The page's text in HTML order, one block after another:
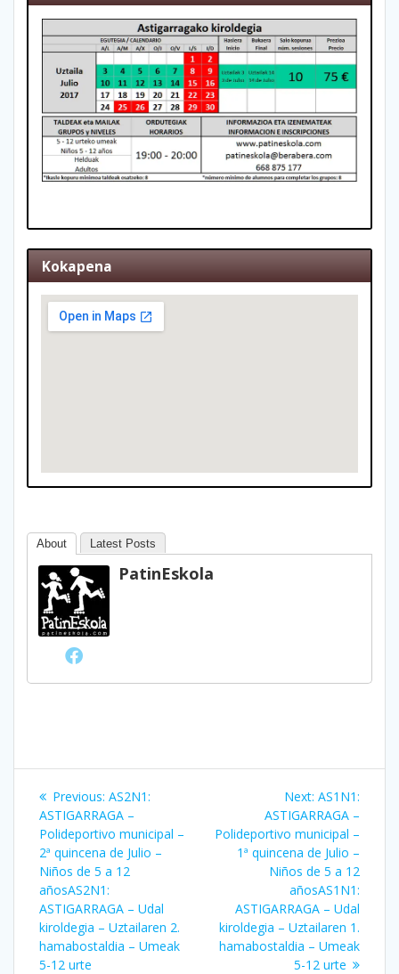
Kokapena
About Latest Posts
PatinEskola
Bidalketetan
zehar
nabigatu
Previous: Previous
post:
AS2N1:
ASTIGARRAGA –
Polideportivo municipal –
2ª quincena de Julio –
Niños de 5 a 12
añosAS2N1:
ASTIGARRAGA – Udal
kiroldegia – Uztailaren 2.
hamabostaldia – Umeak
5-12 urte
Next: Next
post:
AS1N1:
ASTIGARRAGA –
Polideportivo municipal –
1ª quincena de Julio –
Niños de 5 a 12
añosAS1N1:
ASTIGARRAGA – Udal
kiroldegia – Uztailaren 1.
hamabostaldia – Umeak
5-12 urte